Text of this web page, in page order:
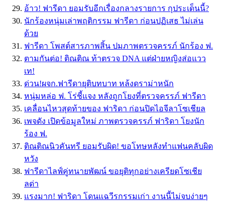
อ้าว! ฟารีดา ยอมรับอีกเรื่องกลางรายการ กุประเด็นนี้?
นักร้องหนุ่มเล่าพฤติกรรม ฟารีดา ก่อนปฏิเสธ ไม่เล่น
ด้วย
ฟารีดา โพสต์สารภาพสิ้น ปมภาพตรวจครรภ์ นักร้อง ฟ.
ตามกันต่อ! ติณติณ ท้าตรวจ DNA แต่ฝ่ายหญิงส่อแวว
เท!
ด่วน!ผจก.ฟารีดายุติบทบาท หล้งดราม่าหนัก
หนุ่มหล่อ ฟ. โร่ชี้แจง หลังถูกโยงที่ตรวจครรภ์ ฟารีดา
เคลื่อนไหวสุดท้ายของ ฟาริดา ก่อนปิดไอจีลาโซเชียล
เพจดัง เปิดข้อมูลใหม่ ภาพตรวจครรภ์ ฟาริดา โยงนัก
ร้อง ฟ.
ติณติณนิวคันทรี ยอมรับผิด! ขอโทษหลังทำแฟนคลับผิด
หวัง
ฟารีดาไลฟ์คู่ทนายพัฒน์ ขอยุติทุกอย่างเครียดโซเชีย
ลด่า
แรงมาก! ฟาริดา โดนเเฉวีรกรรมเก่า งานนี้ไม่จบง่ายๆ